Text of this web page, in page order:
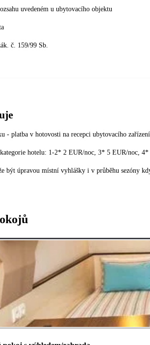
uvedeném u ubytovacího objektu
č. 159/99 Sb.
- platba v hotovosti na recepci ubytovacího
hotelu: 1-2* 2 EUR/noc, 3* 5 EUR/noc,
být úpravou místní vyhlášky i v průběhu sezóny